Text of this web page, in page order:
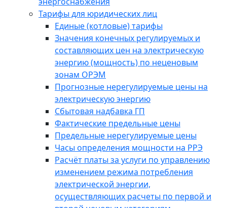
Тарифы для юридических лиц
Единые (котловые) тарифы
Значения конечных регулируемых и
составляющих цен на электрическую
энергию (мощность) по неценовым
зонам ОРЭМ
Прогнозные нерегулируемые цены на
электрическую энергию
Сбытовая надбавка ГП
Фактические предельные цены
Предельные нерегулируемые цены
Часы определения мощности на РРЭ
Расчёт платы за услуги по управлению
изменением режима потребления
электрической энергии,
осуществляющих расчеты по первой и